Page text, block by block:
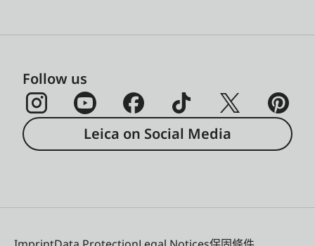
Follow us
Leica on Social Media